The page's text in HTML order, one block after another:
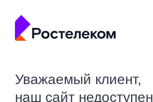
Уважаемый клиент,
наш сайт недоступен